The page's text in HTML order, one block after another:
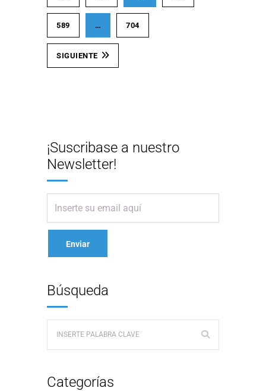
589 … 704
SIGUIENTE
¡Suscribase a nuestro
Newsletter!
Búsqueda
Categorías